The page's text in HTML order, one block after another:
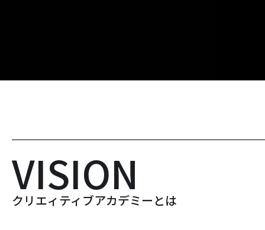
VISION
クリエィティブアカデミーとは